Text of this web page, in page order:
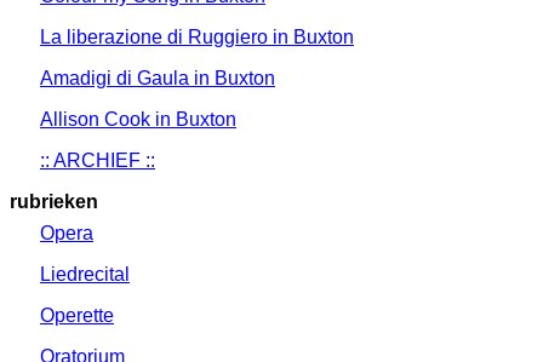
La liberazione di Ruggiero in Buxton
Amadigi di Gaula in Buxton
Allison Cook in Buxton
:: ARCHIEF ::
rubrieken
Opera
Liedrecital
Operette
Oratorium